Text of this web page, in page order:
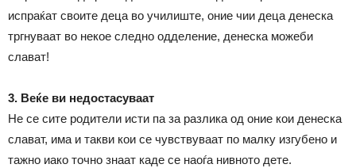
испраќат своите деца во училиште, оние чии деца денеска
тргнуваат во некое следно одделение, денеска можеби
слават!
3. Веќе ви недостасуваат
Не се сите родители исти па за разлика од оние кои денеска
слават, има и такви кои се чувствуваат по малку изгубено и
тажно иако точно знаат каде се наоѓа нивното дете.